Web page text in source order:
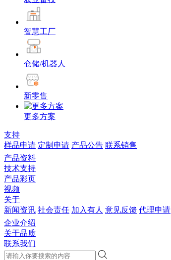
智慧工厂
仓储/机器人
新零售
更多方案
支持
样品申请 定制申请 产品公告 联系销售
产品资料
技术支持
产品彩页
视频
关于
新闻资讯 社会责任 加入有人 意见反馈 代理申请
企业介绍
关于品质
联系我们